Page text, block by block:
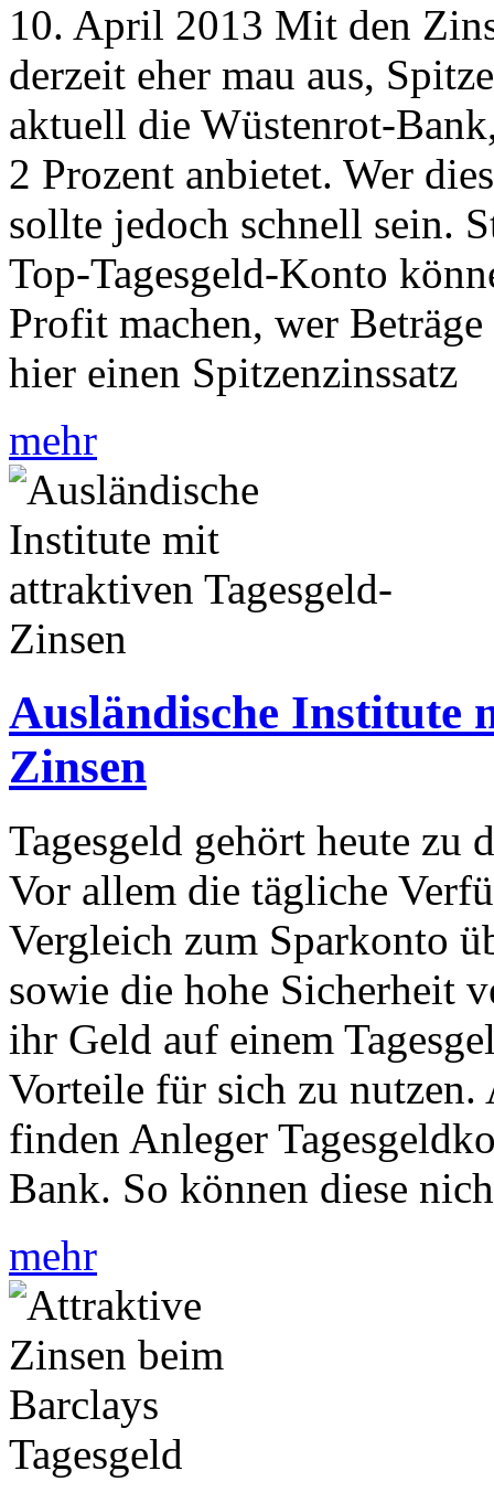
10. April 2013 Mit den
derzeit eher mau aus,
aktuell die Wüstenrot-
2 Prozent anbietet. Wer
sollte jedoch schnell sein.
Top-Tagesgeld-Konto
Profit machen, wer
hier einen Spitzenzinssatz
mehr
Ausländische Institute
Zinsen
Tagesgeld gehört heute zu
Vor allem die tägliche
Vergleich zum Sparkonto
sowie die hohe Sicherheit
ihr Geld auf einem
Vorteile für sich zu
finden Anleger
Bank. So können diese
mehr